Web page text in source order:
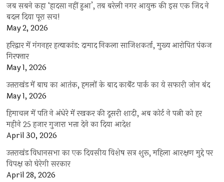
जब सबने कहा ‘हादसा नहीं हुआ’, तब बरेली नगर आयुक्त की इस एक जिद ने
बदल दिया पूरा सच!
May 2, 2026
हरिद्वार में गंगनहर हत्याकांड: दामाद निकला साजिशकर्ता, मुख्य आरोपित पंकज
गिरफ्तार
May 1, 2026
उत्तराखंड में बाघ का आतंक, हमलों के बाद कार्बेट पार्क का ये सफारी जोन बंद
May 1, 2026
हिमाचल में पति ने अंधेरे में रखकर की दूसरी शादी, अब कोर्ट ने पत्नी को हर
महीने 25 हजार गुजारा भत्ता देने का दिया आदेश
April 30, 2026
उत्तराखंड विधानसभा का एक दिवसीय विशेष सत्र शुरू, महिला आरक्षण मुद्दे पर
विपक्ष को घेरेगी सरकार
April 28, 2026